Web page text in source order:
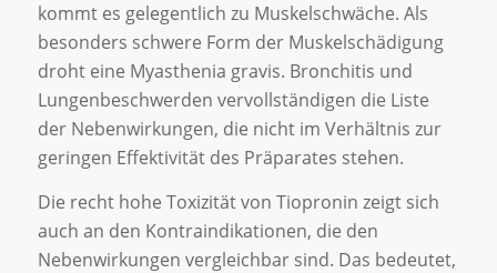
kommt es gelegentlich zu Muskelschwäche. Als
besonders schwere Form der Muskelschädigung
droht eine Myasthenia gravis. Bronchitis und
Lungenbeschwerden vervollständigen die Liste
der Nebenwirkungen, die nicht im Verhältnis zur
geringen Effektivität des Präparates stehen.
Die recht hohe Toxizität von Tiopronin zeigt sich
auch an den Kontraindikationen, die den
Nebenwirkungen vergleichbar sind. Das bedeutet,